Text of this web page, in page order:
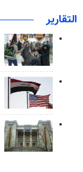
التقارير